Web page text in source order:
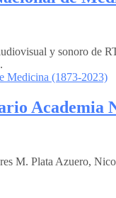
y sonoro de
Academia
M. Plata Azuero,